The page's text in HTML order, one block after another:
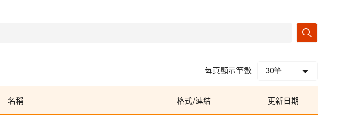
每頁顯示筆數
名稱 格式/連結 更新日期